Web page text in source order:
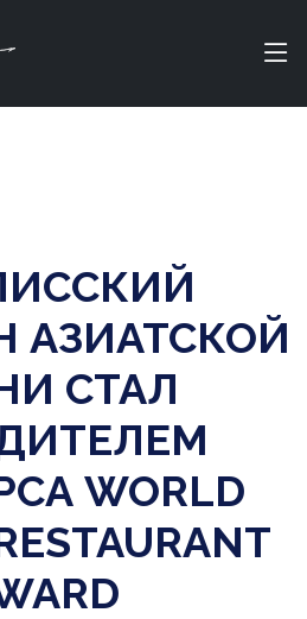
АЗИАТСКОЙ
СТАЛ
WORLD